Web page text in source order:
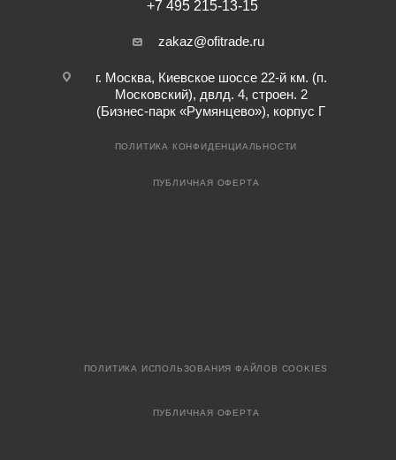
+7 495 215-13-15
zakaz@ofitrade.ru
г. Москва, Киевское шоссе 22-й км. (п.
Московский), двлд. 4, строен. 2
(Бизнес-парк «Румянцево»), корпус Г
ПОЛИТИКА КОНФИДЕНЦИАЛЬНОСТИ
ПУБЛИЧНАЯ ОФЕРТА
ПОЛИТИКА ИСПОЛЬЗОВАНИЯ ФАЙЛОВ COOKIES
ПУБЛИЧНАЯ ОФЕРТА